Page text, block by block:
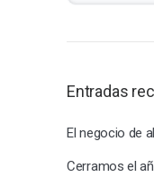
Entradas
El negocio de
Cerramos el